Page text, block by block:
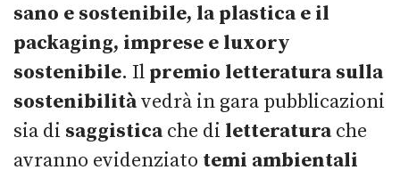
sano e sostenibile, la plastica e il
packaging, imprese e luxory
sostenibile. Il premio letteratura sulla
sostenibilitàvedrà in gara pubblicazioni
sia di saggisticache di letteraturache
avranno evidenziato temi ambientali